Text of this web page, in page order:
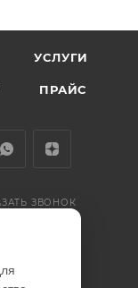
УСЛУГИ
ПРАЙС
ЗВОНОК
д.